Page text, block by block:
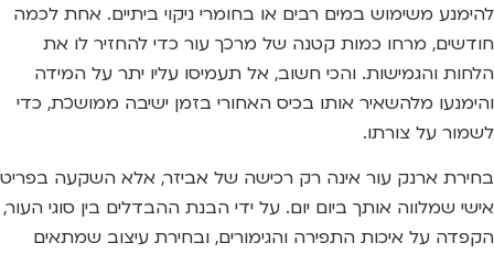
להימנע משימוש במים רבים או בחומרי ניקוי ביתיים. אחת לכמה
חודשים, מרחו כמות קטנה של מרכך עור כדי להחזיר לו את
הלחות והגמישות. והכי חשוב, אל תעמיסו עליו יתר על המידה
והימנעו מלהשאיר אותו בכיס האחורי בזמן ישיבה ממושכת, כדי
לשמור על צורתו.
בחירת ארנק עור אינה רק רכישה של אביזר, אלא השקעה בפריט
אישי שמלווה אותך ביום יום. על ידי הבנת ההבדלים בין סוגי העור,
הקפדה על איכות התפירה והגימורים, ובחירת עיצוב שמתאים